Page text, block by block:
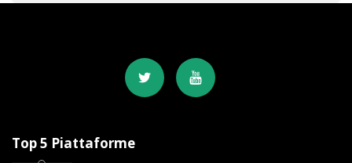
Top 5 Piattaforme